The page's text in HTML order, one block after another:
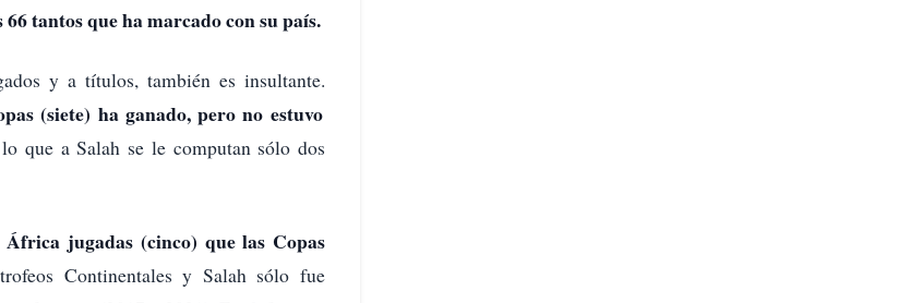
tantos que ha marcado con su país.
y a títulos, también es insultante.
(siete) ha ganado, pero no estuvo
que a Salah se le computan sólo dos
jugadas (cinco) que las Copas
Continentales y Salah sólo fue